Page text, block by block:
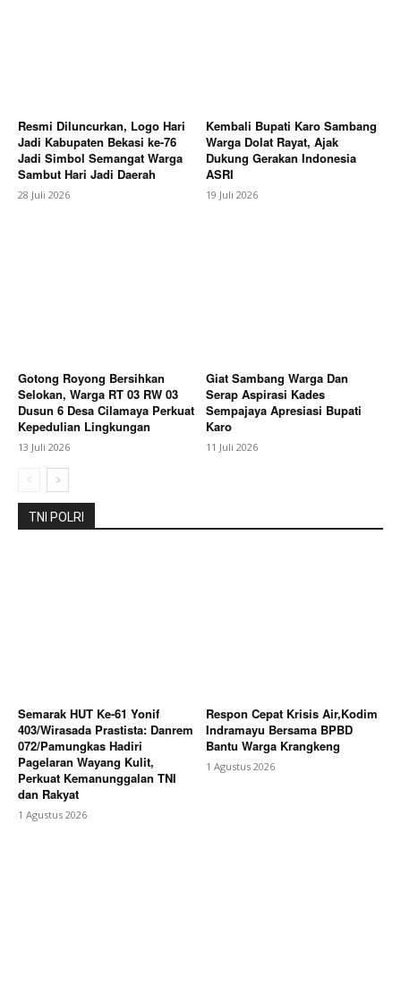
Subscription Plans
My account
Bagikan Artikel
Berita Lainnya
Kulon Roboh Akibat Kayu Penyangga Lapuk, Warga
Resmi Diluncurkan, Logo Hari
Jadi Kabupaten Bekasi ke-76
Jadi Simbol Semangat Warga
Sambut Hari Jadi Daerah
28 Juli 2026
Kembali Bupati Karo Sambang
Warga Dolat Rayat, Ajak
Dukung Gerakan Indonesia
ASRI
19 Juli 2026
Gotong Royong Bersihkan
Selokan, Warga RT 03 RW 03
Dusun 6 Desa Cilamaya Perkuat
Kepedulian Lingkungan
13 Juli 2026
Giat Sambang Warga Dan
Serap Aspirasi Kades
Sempajaya Apresiasi Bupati
Karo
11 Juli 2026
TNI POLRI
Semarak HUT Ke-61 Yonif
403/Wirasada Prastista: Danrem
072/Pamungkas Hadiri
Pagelaran Wayang Kulit,
Perkuat Kemanunggalan TNI
dan Rakyat
1 Agustus 2026
Respon Cepat Krisis Air,Kodim
Indramayu Bersama BPBD
Bantu Warga Krangkeng
1 Agustus 2026